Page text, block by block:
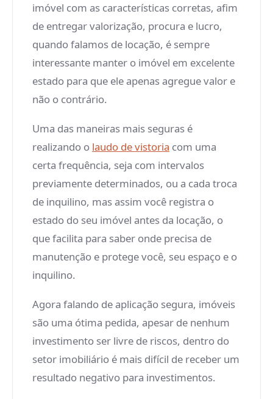
imóvel com as características corretas, afim
de entregar valorização, procura e lucro,
quando falamos de locação, é sempre
interessante manter o imóvel em excelente
estado para que ele apenas agregue valor e
não o contrário.
Uma das maneiras mais seguras é
realizando o laudo de vistoria com uma
certa frequência, seja com intervalos
previamente determinados, ou a cada troca
de inquilino, mas assim você registra o
estado do seu imóvel antes da locação, o
que facilita para saber onde precisa de
manutenção e protege você, seu espaço e o
inquilino.
Agora falando de aplicação segura, imóveis
são uma ótima pedida, apesar de nenhum
investimento ser livre de riscos, dentro do
setor imobiliário é mais difícil de receber um
resultado negativo para investimentos.